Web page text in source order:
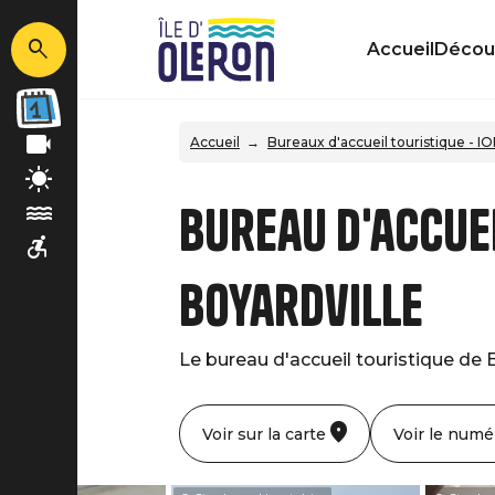
Accueil
Accueil Bureaux d'accueil touristique -
Bureau
Boyardville
Le bureau d'accueil touristique de
Voir sur la carte Voir le